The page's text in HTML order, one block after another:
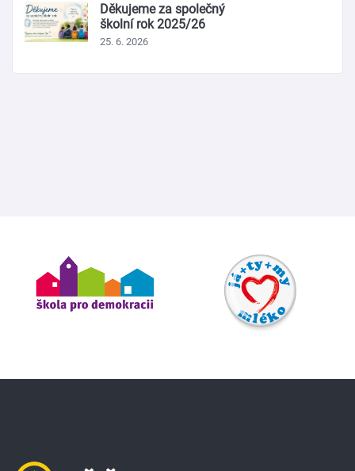
Děkujeme za společný
školní rok 2025/26
25. 6. 2026